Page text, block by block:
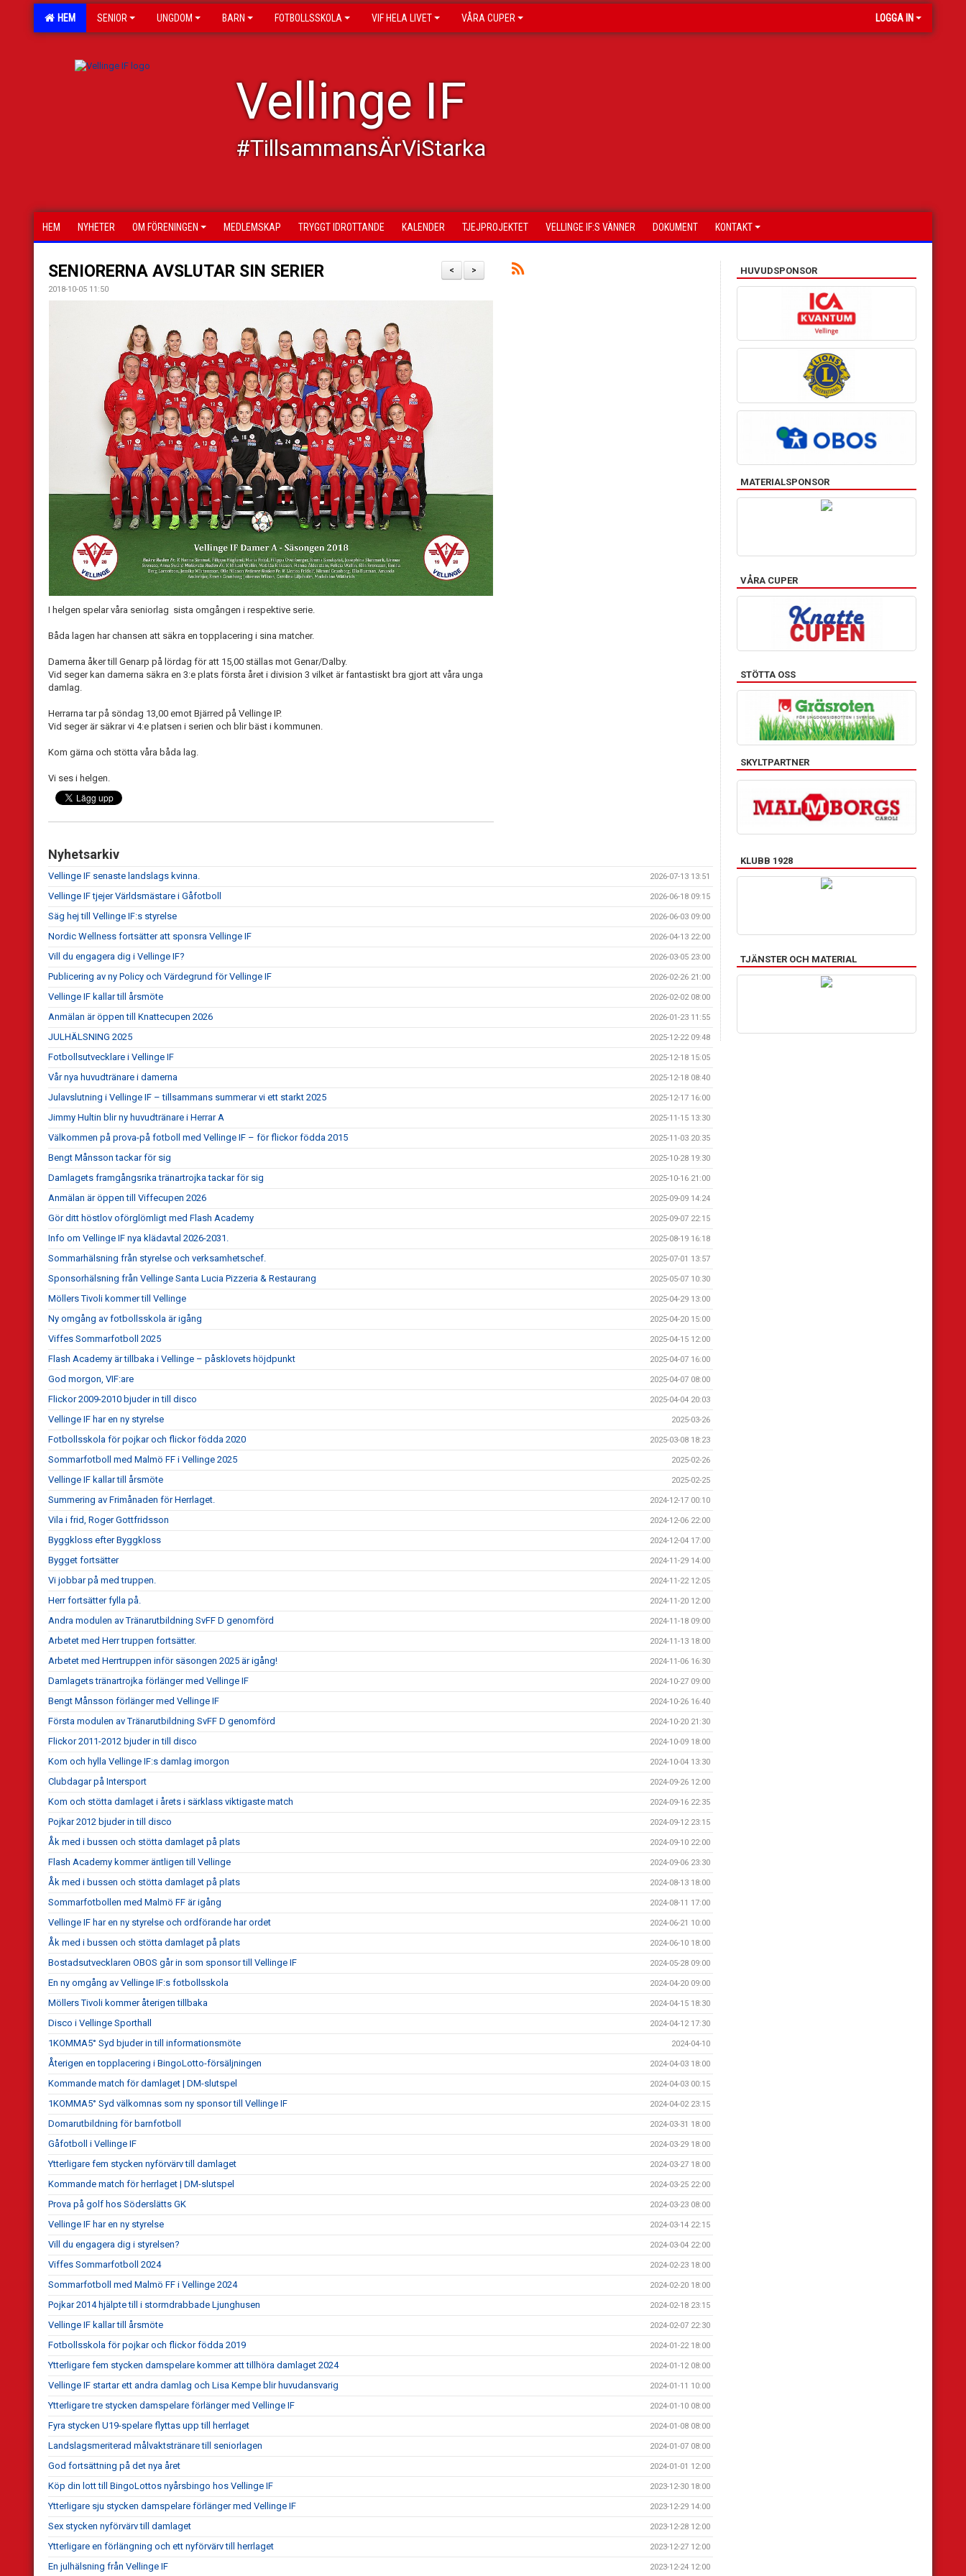
HEM SENIOR UNGDOM BARN FOTBOLLSSKOLA VIF HELA LIVET VÅRA CUPER LOGGA IN
Vellinge IF
#TillsammansÄrViStarka
HEM NYHETER OM FÖRENINGEN MEDLEMSKAP TRYGGT IDROTTANDE KALENDER TJEJPROJEKTET VELLINGE IF:S VÄNNER DOKUMENT KONTAKT
>
<
SENIORERNA AVSLUTAR SIN SERIER
2018-10-05 11:50
I helgen spelar våra seniorlag sista omgången i respektive serie.
Båda lagen har chansen att säkra en topplacering i sina matcher.
Damerna åker till Genarp på lördag för att 15,00 ställas mot Genar/Dalby.
Vid seger kan damerna säkra en 3:e plats första året i division 3 vilket är fantastiskt bra gjort att våra unga
damlag.
Herrarna tar på söndag 13,00 emot Bjärred på Vellinge IP.
Vid seger är säkrar vi 4:e platsen i serien och blir bäst i kommunen.
Kom gärna och stötta våra båda lag.
Vi ses i helgen.
Nyhetsarkiv
Vellinge IF senaste landslags kvinna. 2026-07-13 13:51
Vellinge IF tjejer Världsmästare i Gåfotboll 2026-06-18 09:15
Säg hej till Vellinge IF:s styrelse 2026-06-03 09:00
Nordic Wellness fortsätter att sponsra Vellinge IF 2026-04-13 22:00
Vill du engagera dig i Vellinge IF? 2026-03-05 23:00
Publicering av ny Policy och Värdegrund för Vellinge IF 2026-02-26 21:00
Vellinge IF kallar till årsmöte 2026-02-02 08:00
Anmälan är öppen till Knattecupen 2026 2026-01-23 11:55
JULHÄLSNING 2025 2025-12-22 09:48
Fotbollsutvecklare i Vellinge IF 2025-12-18 15:05
Vår nya huvudtränare i damerna 2025-12-18 08:40
Julavslutning i Vellinge IF – tillsammans summerar vi ett starkt 2025 2025-12-17 16:00
Jimmy Hultin blir ny huvudtränare i Herrar A 2025-11-15 13:30
Välkommen på prova-på fotboll med Vellinge IF – för flickor födda 2015 2025-11-03 20:35
Bengt Månsson tackar för sig 2025-10-28 19:30
Damlagets framgångsrika tränartrojka tackar för sig 2025-10-16 21:00
Anmälan är öppen till Viffecupen 2026 2025-09-09 14:24
Gör ditt höstlov oförglömligt med Flash Academy 2025-09-07 22:15
Info om Vellinge IF nya klädavtal 2026-2031. 2025-08-19 16:18
Sommarhälsning från styrelse och verksamhetschef. 2025-07-01 13:57
Sponsorhälsning från Vellinge Santa Lucia Pizzeria & Restaurang 2025-05-07 10:30
Möllers Tivoli kommer till Vellinge 2025-04-29 13:00
Ny omgång av fotbollsskola är igång 2025-04-20 15:00
Viffes Sommarfotboll 2025 2025-04-15 12:00
Flash Academy är tillbaka i Vellinge – påsklovets höjdpunkt 2025-04-07 16:00
God morgon, VIF:are 2025-04-07 08:00
Flickor 2009-2010 bjuder in till disco 2025-04-04 20:03
Vellinge IF har en ny styrelse 2025-03-26
Fotbollsskola för pojkar och flickor födda 2020 2025-03-08 18:23
Sommarfotboll med Malmö FF i Vellinge 2025 2025-02-26
Vellinge IF kallar till årsmöte 2025-02-25
Summering av Frimånaden för Herrlaget. 2024-12-17 00:10
Vila i frid, Roger Gottfridsson 2024-12-06 22:00
Byggkloss efter Byggkloss 2024-12-04 17:00
Bygget fortsätter 2024-11-29 14:00
Vi jobbar på med truppen. 2024-11-22 12:05
Herr fortsätter fylla på. 2024-11-20 12:00
Andra modulen av Tränarutbildning SvFF D genomförd 2024-11-18 09:00
Arbetet med Herr truppen fortsätter. 2024-11-13 18:00
Arbetet med Herrtruppen inför säsongen 2025 är igång! 2024-11-06 16:30
Damlagets tränartrojka förlänger med Vellinge IF 2024-10-27 09:00
Bengt Månsson förlänger med Vellinge IF 2024-10-26 16:40
Första modulen av Tränarutbildning SvFF D genomförd 2024-10-20 21:30
Flickor 2011-2012 bjuder in till disco 2024-10-09 18:00
Kom och hylla Vellinge IF:s damlag imorgon 2024-10-04 13:30
Clubdagar på Intersport 2024-09-26 12:00
Kom och stötta damlaget i årets i särklass viktigaste match 2024-09-16 22:35
Pojkar 2012 bjuder in till disco 2024-09-12 23:15
Åk med i bussen och stötta damlaget på plats 2024-09-10 22:00
Flash Academy kommer äntligen till Vellinge 2024-09-06 23:30
Åk med i bussen och stötta damlaget på plats 2024-08-13 18:00
Sommarfotbollen med Malmö FF är igång 2024-08-11 17:00
Vellinge IF har en ny styrelse och ordförande har ordet 2024-06-21 10:00
Åk med i bussen och stötta damlaget på plats 2024-06-10 18:00
Bostadsutvecklaren OBOS går in som sponsor till Vellinge IF 2024-05-28 09:00
En ny omgång av Vellinge IF:s fotbollsskola 2024-04-20 09:00
Möllers Tivoli kommer återigen tillbaka 2024-04-15 18:30
Disco i Vellinge Sporthall 2024-04-12 17:30
1KOMMA5° Syd bjuder in till informationsmöte 2024-04-10
Återigen en topplacering i BingoLotto-försäljningen 2024-04-03 18:00
Kommande match för damlaget | DM-slutspel 2024-04-03 00:15
1KOMMA5° Syd välkomnas som ny sponsor till Vellinge IF 2024-04-02 23:15
Domarutbildning för barnfotboll 2024-03-31 18:00
Gåfotboll i Vellinge IF 2024-03-29 18:00
Ytterligare fem stycken nyförvärv till damlaget 2024-03-27 18:00
Kommande match för herrlaget | DM-slutspel 2024-03-25 22:00
Prova på golf hos Söderslätts GK 2024-03-23 08:00
Vellinge IF har en ny styrelse 2024-03-14 22:15
Vill du engagera dig i styrelsen? 2024-03-04 22:00
Viffes Sommarfotboll 2024 2024-02-23 18:00
Sommarfotboll med Malmö FF i Vellinge 2024 2024-02-20 18:00
Pojkar 2014 hjälpte till i stormdrabbade Ljunghusen 2024-02-18 23:15
Vellinge IF kallar till årsmöte 2024-02-07 22:30
Fotbollsskola för pojkar och flickor födda 2019 2024-01-22 18:00
Ytterligare fem stycken damspelare kommer att tillhöra damlaget 2024 2024-01-12 08:00
Vellinge IF startar ett andra damlag och Lisa Kempe blir huvudansvarig 2024-01-11 10:00
Ytterligare tre stycken damspelare förlänger med Vellinge IF 2024-01-10 08:00
Fyra stycken U19-spelare flyttas upp till herrlaget 2024-01-08 08:00
Landslagsmeriterad målvaktstränare till seniorlagen 2024-01-07 08:00
God fortsättning på det nya året 2024-01-01 12:00
Köp din lott till BingoLottos nyårsbingo hos Vellinge IF 2023-12-30 18:00
Ytterligare sju stycken damspelare förlänger med Vellinge IF 2023-12-29 14:00
Sex stycken nyförvärv till damlaget 2023-12-28 12:00
Ytterligare en förlängning och ett nyförvärv till herrlaget 2023-12-27 12:00
En julhälsning från Vellinge IF 2023-12-24 12:00
HUVUDSPONSOR
MATERIALSPONSOR
VÅRA CUPER
STÖTTA OSS
SKYLTPARTNER
KLUBB 1928
TJÄNSTER OCH MATERIAL